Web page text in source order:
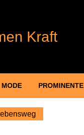
Kraft
MODE PROMINENTE